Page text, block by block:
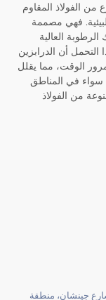
من الفولاذ المقاوم
فهي مصممة
العالية
أن الدرابزين
الوقت، مما يقلل
سواء في المناطق
من الفولاذ
3، 4، 5، الطابق الثالث، المبنى 4، رقم 18، شارع جينشان، منطقة